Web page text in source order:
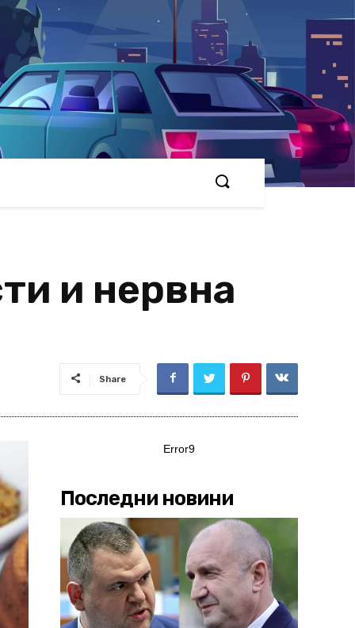
и нервна
Share
Error9
Последни новини